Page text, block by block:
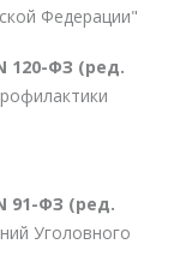
Федерации"
120-ФЗ (ред.
91-ФЗ (ред.
Уголовного